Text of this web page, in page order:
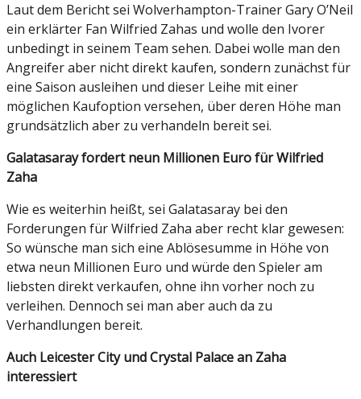
Laut dem Bericht sei Wolverhampton-Trainer Gary O’Neil
ein erklärter Fan Wilfried Zahas und wolle den Ivorer
unbedingt in seinem Team sehen. Dabei wolle man den
Angreifer aber nicht direkt kaufen, sondern zunächst für
eine Saison ausleihen und dieser Leihe mit einer
möglichen Kaufoption versehen, über deren Höhe man
grundsätzlich aber zu verhandeln bereit sei.
Galatasaray fordert neun Millionen Euro für Wilfried
Zaha
Wie es weiterhin heißt, sei Galatasaray bei den
Forderungen für Wilfried Zaha aber recht klar gewesen:
So wünsche man sich eine Ablösesumme in Höhe von
etwa neun Millionen Euro und würde den Spieler am
liebsten direkt verkaufen, ohne ihn vorher noch zu
verleihen. Dennoch sei man aber auch da zu
Verhandlungen bereit.
Auch Leicester City und Crystal Palace an Zaha
interessiert